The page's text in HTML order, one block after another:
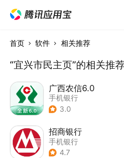
首页 软件 相关推荐
“宜兴市民主页”的相关推
广西农信6.0
手机银行
3.0
招商银行
手机银行
4.7